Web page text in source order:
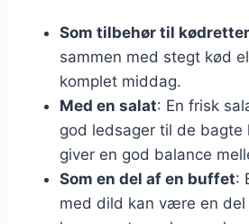
Som tilbehør til kødretter
sammen med stegt kød
komplet middag.
Med en salat: En frisk
god ledsager til de bagte
giver en god balance
Som en del af en buffet:
med dild kan være en